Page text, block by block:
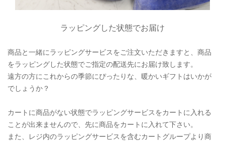
ラッピングした状態でお届け
商品と一緒にラッピングサービスをご注文いただきますと、商品
をラッピングした状態でご指定の配送先にお届け致します。
遠方の方にこれからの季節にぴったりな、暖かいギフトはいかが
でしょうか？
カートに商品がない状態でラッピングサービスをカートに入れる
ことが出来ませんので、先に商品をカートに入れて下さい。
また、レジ内のラッピングサービスを含むカートグループより商